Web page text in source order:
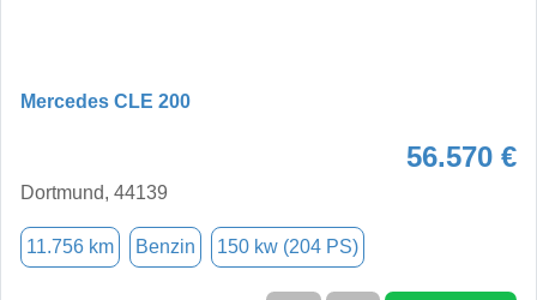
Mercedes CLE 200
56.570 €
Dortmund, 44139
11.756 km Benzin 150 kw (204 PS)